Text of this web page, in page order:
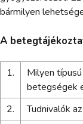
bármilyen
A
1.
Milyen
betegségek
2.
Tudnivalók